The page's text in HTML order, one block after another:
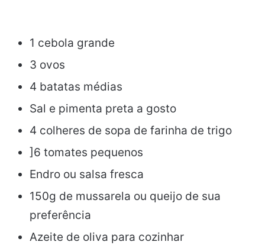
1 cebola grande
3 ovos
4 batatas médias
Sal e pimenta preta a gosto
4 colheres de sopa de farinha de trigo
]6 tomates pequenos
Endro ou salsa fresca
150g de mussarela ou queijo de sua
preferência
Azeite de oliva para cozinhar